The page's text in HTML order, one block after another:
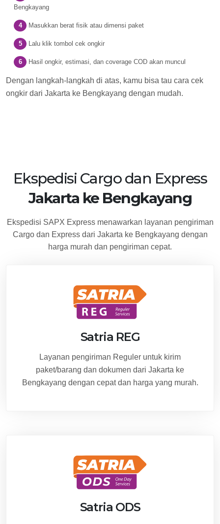
Bengkayang
Masukkan berat fisik atau dimensi paket
Lalu klik tombol cek ongkir
Hasil ongkir, estimasi, dan coverage COD akan muncul
Dengan langkah-langkah di atas, kamu bisa tau cara cek
ongkir dari Jakarta ke Bengkayang dengan mudah.
Ekspedisi Cargo dan Express
Jakarta ke Bengkayang
Ekspedisi SAPX Express menawarkan layanan pengiriman
Cargo dan Express dari Jakarta ke Bengkayang dengan
harga murah dan pengiriman cepat.
Satria REG
Layanan pengiriman Reguler untuk kirim
paket/barang dan dokumen dari Jakarta ke
Bengkayang dengan cepat dan harga yang murah.
Satria ODS